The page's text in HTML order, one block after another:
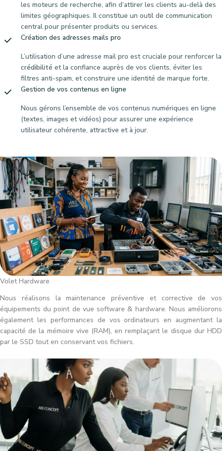
les moteurs de recherche, afin d’attirer les clients au-delà des
limites géographiques. Il constitue un outil de communication
central pour présenter produits ou services.
Création des adresses mails pro
L’utilisation d’une adresse mail pro est cruciale pour renforcer la
crédibilité et la confiance auprès de vos clients, éviter les
filtres anti-spam, et construire une identité de marque forte.
Gestion de vos contenus en ligne
Nous gérons l’ensemble de vos contenus numériques en ligne
(textes, images et vidéos) pour assurer une expérience
utilisateur cohérente, attractive et à jour.
Volet Hardware
Nous réalisons la maintenance préventive et corrective de vos
équipements du point de vue software & hardware. Nous améliorons
également les performances de vos ordinateurs en augmentant la
capacité de la mémoire vive (RAM), en remplaçant le disque dur HDD
par le SSD tout en conservant vos fichiers.